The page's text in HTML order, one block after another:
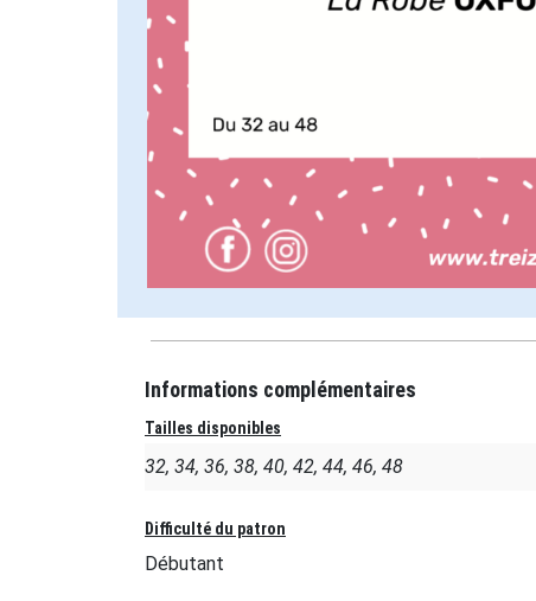
Informations complémentaires
Tailles disponibles
32, 34, 36, 38, 40, 42, 44, 46, 48
Difficulté du patron
Débutant